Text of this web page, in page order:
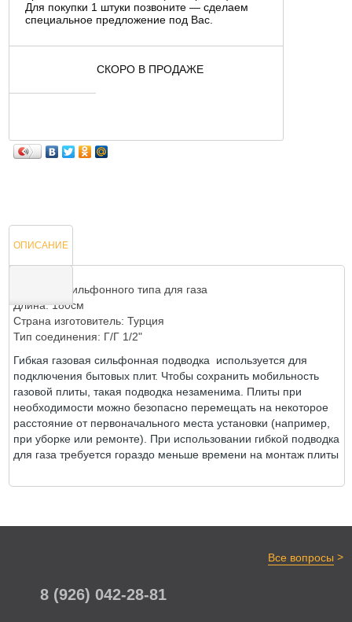
Для покупки 1 штуки позвоните — сделаем
специальное предложение под Вас.
СКОРО В ПРОДАЖЕ
ОПИСАНИЕ
ОТЗЫВЫ
Подводка сильфонного типа для газа
Длина: 180см
Страна изготовитель: Турция
Тип соединения: Г/Г 1/2"
Гибкая газовая сильфонная подводка используется для
подключения бытовых плит. Чтобы сохранить мобильность
газовой плиты, такая подводка незаменима. Плиты при
необходимости можно безопасно перемещать на некоторое
расстояние от первоначального места установки (например,
при уборке или ремонте). При использовании гибкой подводка
для газа требуется гораздо меньше времени на монтаж плиты
Все вопросы >
8 (926) 042-28-81